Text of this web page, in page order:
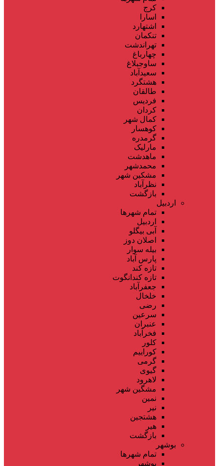
کرج
اسارا
اشتهارد
تنکمان
تهراندشت
چهارباغ
ساوجبلاغ
سعیدآباد
هشتگرد
طالقان
فردیس
کردان
کمال شهر
کوهسار
گرمدره
مارلیک
ماهدشت
محمدشهر
مشکین شهر
نظرآباد
بازگشت
اردبیل
تمام شهر‌ها
اردبیل
آبی بیگلو
اصلان دوز
بیله سوار
پارس آباد
تازه کند
تازه کندانگوت
جعفرآباد
خلخال
رضی
سرعین
عنبران
فخرآباد
کلور
کوراییم
گرمی
گیوی
لاهرود
مشگین شهر
نمین
نیر
هشتجین
هیر
بازگشت
بوشهر
تمام شهر‌ها
بوشهر